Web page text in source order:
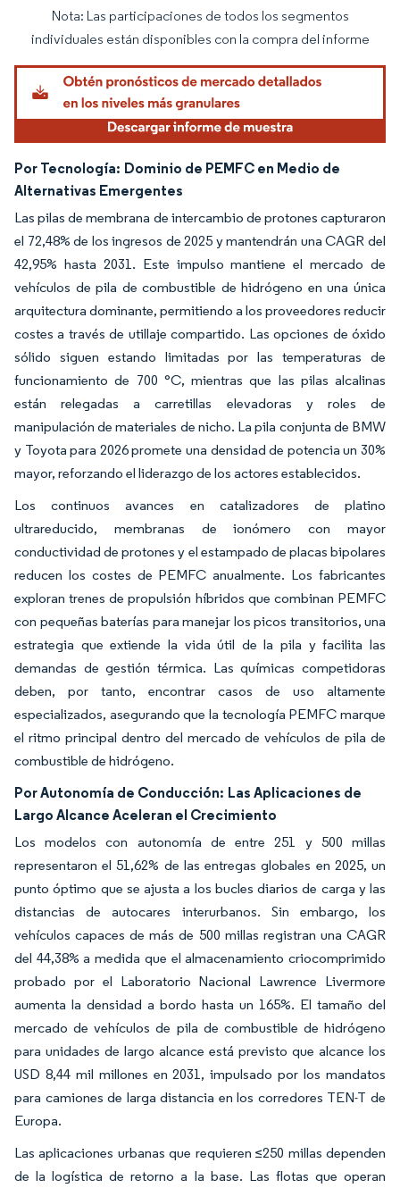
Imagen © Mordor Intelligence. El uso requiere atribución según CC BY 4.0.
Nota: Las participaciones de todos los segmentos
individuales están disponibles con la compra del informe
Por Tecnología: Dominio de PEMFC en Medio de
Alternativas Emergentes
Las pilas de membrana de intercambio de protones capturaron
el 72,48% de los ingresos de 2025 y mantendrán una CAGR del
42,95% hasta 2031. Este impulso mantiene el mercado de
vehículos de pila de combustible de hidrógeno en una única
arquitectura dominante, permitiendo a los proveedores reducir
costes a través de utillaje compartido. Las opciones de óxido
sólido siguen estando limitadas por las temperaturas de
funcionamiento de 700 °C, mientras que las pilas alcalinas
están relegadas a carretillas elevadoras y roles de
manipulación de materiales de nicho. La pila conjunta de BMW
y Toyota para 2026 promete una densidad de potencia un 30%
mayor, reforzando el liderazgo de los actores establecidos.
Los continuos avances en catalizadores de platino
ultrareducido, membranas de ionómero con mayor
conductividad de protones y el estampado de placas bipolares
reducen los costes de PEMFC anualmente. Los fabricantes
exploran trenes de propulsión híbridos que combinan PEMFC
con pequeñas baterías para manejar los picos transitorios, una
estrategia que extiende la vida útil de la pila y facilita las
demandas de gestión térmica. Las químicas competidoras
deben, por tanto, encontrar casos de uso altamente
especializados, asegurando que la tecnología PEMFC marque
el ritmo principal dentro del mercado de vehículos de pila de
combustible de hidrógeno.
Por Autonomía de Conducción: Las Aplicaciones de
Largo Alcance Aceleran el Crecimiento
Los modelos con autonomía de entre 251 y 500 millas
representaron el 51,62% de las entregas globales en 2025, un
punto óptimo que se ajusta a los bucles diarios de carga y las
distancias de autocares interurbanos. Sin embargo, los
vehículos capaces de más de 500 millas registran una CAGR
del 44,38% a medida que el almacenamiento criocomprimido
probado por el Laboratorio Nacional Lawrence Livermore
aumenta la densidad a bordo hasta un 165%. El tamaño del
mercado de vehículos de pila de combustible de hidrógeno
para unidades de largo alcance está previsto que alcance los
USD 8,44 mil millones en 2031, impulsado por los mandatos
para camiones de larga distancia en los corredores TEN-T de
Europa.
Las aplicaciones urbanas que requieren ≤250 millas dependen
de la logística de retorno a la base. Las flotas que operan